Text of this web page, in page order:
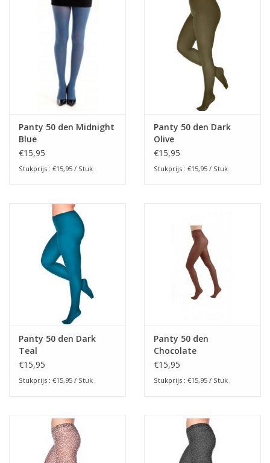
Panty 50 den Midnight
Blue
€15,95
Stukprijs : €15,95 / Stuk
Panty 50 den Dark
Olive
€15,95
Stukprijs : €15,95 / Stuk
Panty 50 den Dark
Teal
€15,95
Stukprijs : €15,95 / Stuk
Panty 50 den
Chocolate
€15,95
Stukprijs : €15,95 / Stuk